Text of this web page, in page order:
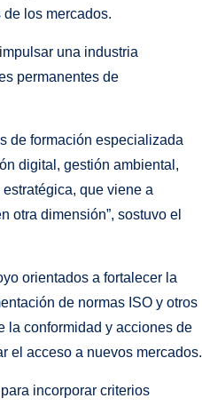
los mercados.
una industria
permanentes de
de formación especializada
digital, gestión ambiental,
que viene a
otra dimensión”, sostuvo el
orientados a fortalecer la
de normas ISO y otros
la conformidad y acciones de
el acceso a nuevos mercados.
incorporar criterios